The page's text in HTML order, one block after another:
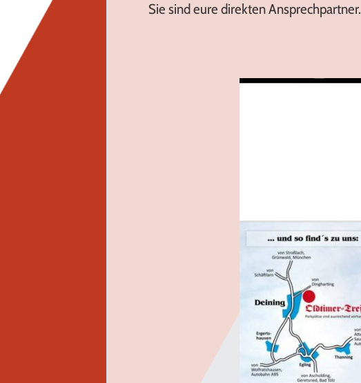
Sie sind eure direkten Ansprechpartner.